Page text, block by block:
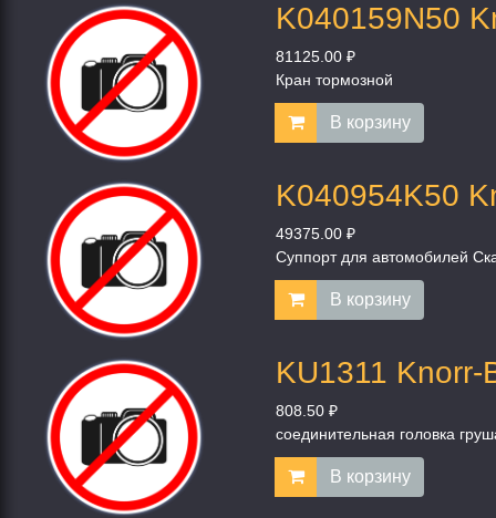
K040159N50
81125.00 ₽
Кран тормозной
В корзину
K040954K50
49375.00 ₽
Суппорт для автомобилей
В корзину
KU1311 Knorr-
808.50 ₽
соединительная головка
В корзину